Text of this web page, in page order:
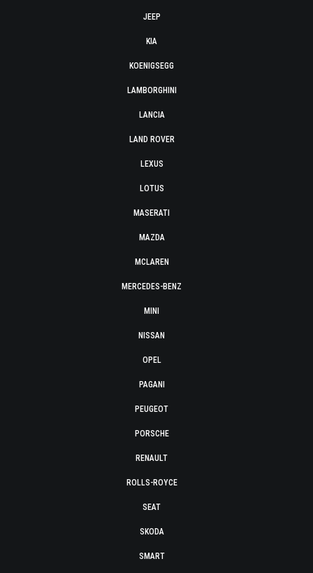
JEEP
KIA
KOENIGSEGG
LAMBORGHINI
LANCIA
LAND ROVER
LEXUS
LOTUS
MASERATI
MAZDA
MCLAREN
MERCEDES-BENZ
MINI
NISSAN
OPEL
PAGANI
PEUGEOT
PORSCHE
RENAULT
ROLLS-ROYCE
SEAT
SKODA
SMART